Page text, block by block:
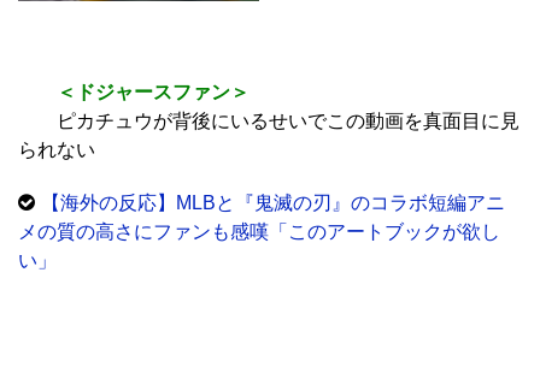
＜ドジャースファン＞
ピカチュウが背後にいるせいでこの動画を真面目に見
られない
【海外の反応】MLBと『鬼滅の刃』のコラボ短編アニ
メの質の高さにファンも感嘆「このアートブックが欲し
い」